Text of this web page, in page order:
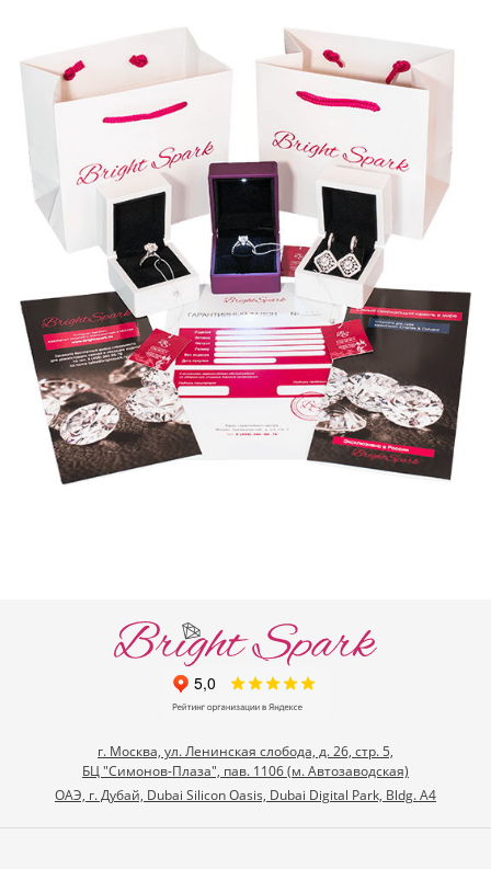
г. Москва, ул. Ленинская слобода, д. 26, стр. 5,
БЦ "Симонов-Плаза", пав. 1106 (м. Автозаводская)
ОАЭ, г. Дубай, Dubai Silicon Oasis, Dubai Digital Park, Bldg. A4